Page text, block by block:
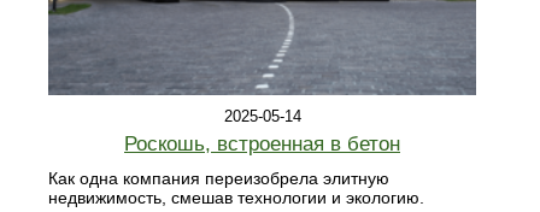
2025-05-14
Роскошь, встроенная в бетон
Как одна компания переизобрела элитную
недвижимость, смешав технологии и экологию.